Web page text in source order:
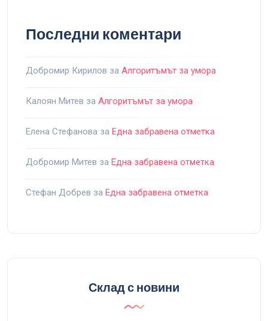
Последни коментари
Добромир Кирилов за Алгоритъмът за умора
Калоян Митев за Алгоритъмът за умора
Елена Стефанова за Една забравена отметка
Добромир Митев за Една забравена отметка
Стефан Добрев за Една забравена отметка
Склад с новини